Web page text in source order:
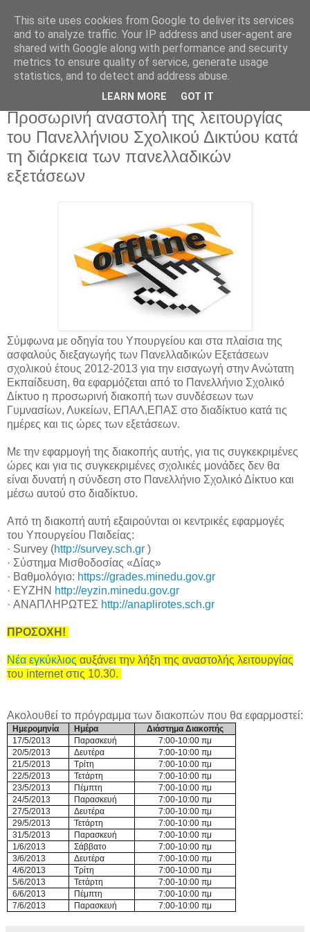
Προσωρινή αναστολή της λειτουργίας
του Πανελλήνιου Σχολικού Δικτύου κατά
τη διάρκεια των πανελλαδικών
εξετάσεων
Σύμφωνα με οδηγία του Υπουργείου και στα πλαίσια της
ασφαλούς διεξαγωγής των Πανελλαδικών Εξετάσεων
σχολικού έτους 2012-2013 για την εισαγωγή στην Ανώτατη
Εκπαίδευση, θα εφαρμόζεται από το Πανελλήνιο Σχολικό
Δίκτυο η προσωρινή διακοπή των συνδέσεων των
Γυμνασίων, Λυκείων, ΕΠΑΛ,ΕΠΑΣ στο διαδίκτυο κατά τις
ημέρες και τις ώρες των εξετάσεων.
Με την εφαρμογή της διακοπής αυτής, για τις συγκεκριμένες
ώρες και για τις συγκεκριμένες σχολικές μονάδες δεν θα
είναι δυνατή η σύνδεση στο Πανελλήνιο Σχολικό Δίκτυο και
μέσω αυτού στο διαδίκτυο.
Από τη διακοπή αυτή εξαιρούνται οι κεντρικές εφαρμογές
του Υπουργείου Παιδείας:
· Survey (http://survey.sch.gr )
· Σύστημα Μισθοδοσίας «Δίας»
· Βαθμολόγιο: https://grades.minedu.gov.gr
· ΕΥΖΗΝ http://eyzin.minedu.gov.gr
· ΑΝΑΠΛΗΡΩΤΕΣ http://anaplirotes.sch.gr
ΠΡΟΣΟΧΗ!
Νέα εγκύκλιος αυξάνει την λήξη της αναστολής λειτουργίας
του internet στις 10.30.
Ακολουθεί το πρόγραμμα των διακοπών που θα εφαρμοστεί:
Ημερομηνία Ημέρα
Διάστημα Διακοπής
17/5/2013
Παρασκευή
7:00-10:00 πμ
20/5/2013
Δευτέρα
7:00-10:00 πμ
21/5/2013
Τρίτη
7:00-10:00 πμ
22/5/2013
Τετάρτη
7:00-10:00 πμ
23/5/2013
Πέμπτη
7:00-10:00 πμ
24/5/2013
Παρασκευή
7:00-10:00 πμ
27/5/2013
Δευτέρα
7:00-10:00 πμ
29/5/2013
Τετάρτη
7:00-10:00 πμ
31/5/2013
Παρασκευή
7:00-10:00 πμ
1/6/2013
Σάββατο
7:00-10:00 πμ
3/6/2013
Δευτέρα
7:00-10:00 πμ
4/6/2013
Τρίτη
7:00-10:00 πμ
5/6/2013
Τετάρτη
7:00-10:00 πμ
6/6/2013
Πέμπτη
7:00-10:00 πμ
7/6/2013
Παρασκευή 7:00-10:00 πμ
This site uses cookies from Google to deliver its services
and to analyze traffic. Your IP address and user-agent are
shared with Google along with performance and security
metrics to ensure quality of service, generate usage
statistics, and to detect and address abuse.
LEARN MORE GOT IT